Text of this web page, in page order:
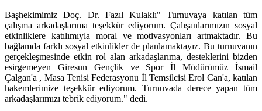
Başhekimimiz Doç. Dr. Fazıl Kulaklı" Turnuvaya katılan tüm
çalışma arkadaşlarıma teşekkür ediyorum. Çalışanlarımızın sosyal
etkinliklere katılımıyla moral ve motivasyonları artmaktadır. Bu
bağlamda farklı sosyal etkinlikler de planlamaktayız. Bu turnuvanın
gerçekleşmesinde etkin rol alan arkadaşlarıma, desteklerini bizden
esirgemeyen Giresun Gençlik ve Spor İl Müdürümüz İsmail
Çalgan'a , Masa Tenisi Federasyonu İl Temsilcisi Erol Can'a, katılan
hakemlerimize teşekkür ediyorum. Turnuvada derece yapan tüm
arkadaşlarımızı tebrik ediyorum." dedi.